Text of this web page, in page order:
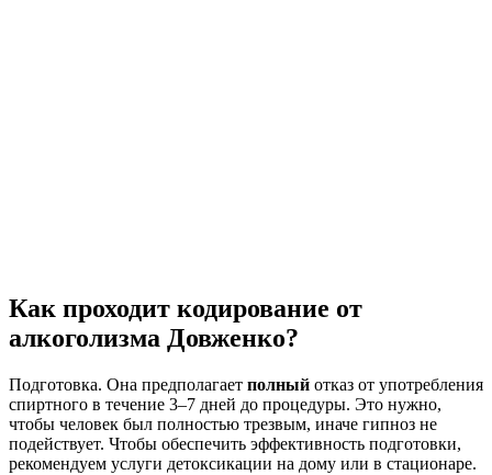
Как проходит кодирование от
алкоголизма Довженко?
Подготовка. Она предполагает полный отказ от употребления
спиртного в течение 3–7 дней до процедуры. Это нужно,
чтобы человек был полностью трезвым, иначе гипноз не
подействует. Чтобы обеспечить эффективность подготовки,
рекомендуем услуги детоксикации на дому или в стационаре.